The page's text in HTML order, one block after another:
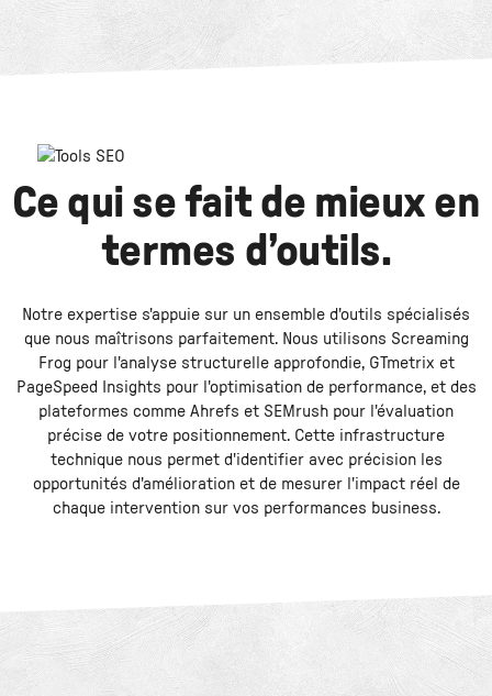
Ce qui se fait de mieux en
termes d’outils.
Notre expertise s'appuie sur un ensemble d'outils spécialisés
que nous maîtrisons parfaitement. Nous utilisons Screaming
Frog pour l'analyse structurelle approfondie, GTmetrix et
PageSpeed Insights pour l'optimisation de performance, et des
plateformes comme Ahrefs et SEMrush pour l'évaluation
précise de votre positionnement. Cette infrastructure
technique nous permet d'identifier avec précision les
opportunités d'amélioration et de mesurer l'impact réel de
chaque intervention sur vos performances business.